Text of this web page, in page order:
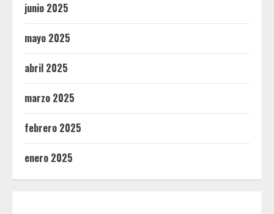
junio 2025
mayo 2025
abril 2025
marzo 2025
febrero 2025
enero 2025